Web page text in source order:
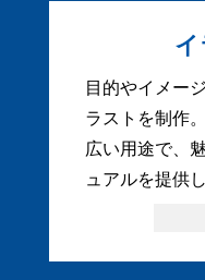
イ
目的やイメー
ラストを制作
広い用途で、
ュアルを提供